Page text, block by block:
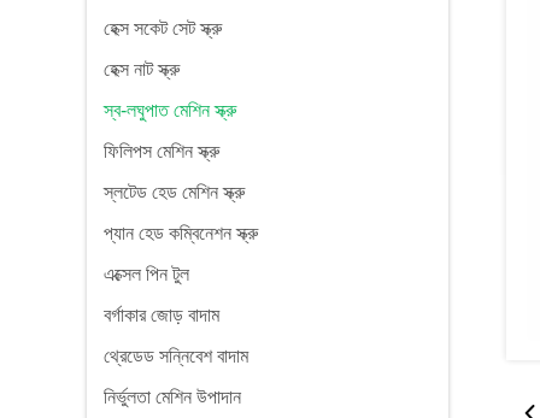
হেক্স সকেট সেট স্ক্রু
হেক্স নাট স্ক্রু
স্ব-লঘুপাত মেশিন স্ক্রু
ফিলিপস মেশিন স্ক্রু
স্লটেড হেড মেশিন স্ক্রু
প্যান হেড কম্বিনেশন স্ক্রু
এক্সেল পিন টুল
বর্গাকার জোড় বাদাম
থ্রেডেড সন্নিবেশ বাদাম
নির্ভুলতা মেশিন উপাদান